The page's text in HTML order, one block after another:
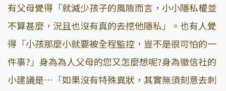
有父母覺得「就減少孩子的風險而言，小小隱私權並
不算甚麼，況且也沒有真的去挖他隱私」。也有人覺
得「小孩那麼小就要被全程監控，豈不是很可怕的一
件事?」身為為人父母的您又怎麼想呢?身為徵信社的
小建議是…「如果沒有特殊異狀，其實無須刻意去刺